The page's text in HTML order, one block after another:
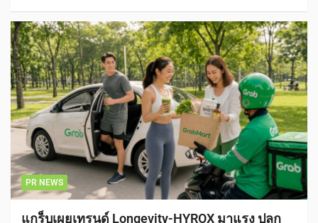
PR NEWS
แกร็บเผยเทรนด์ Longevity-HYROX มาแรง ปลุก